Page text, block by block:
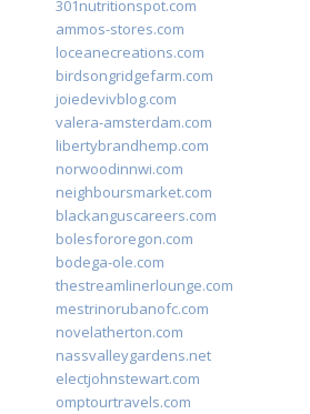
301nutritionspot.com
ammos-stores.com
loceanecreations.com
birdsongridgefarm.com
joiedevivblog.com
valera-amsterdam.com
libertybrandhemp.com
norwoodinnwi.com
neighboursmarket.com
blackanguscareers.com
bolesfororegon.com
bodega-ole.com
thestreamlinerlounge.com
mestrinorubanofc.com
novelatherton.com
nassvalleygardens.net
electjohnstewart.com
omptourtravels.com